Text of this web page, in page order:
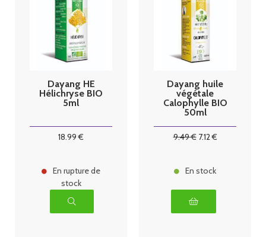
Dayang HE
Hélichryse BIO
5ml
18.99 €
En rupture de
stock
Dayang huile
végétale
Calophylle BIO
50ml
9.49€ 7.12€
En stock